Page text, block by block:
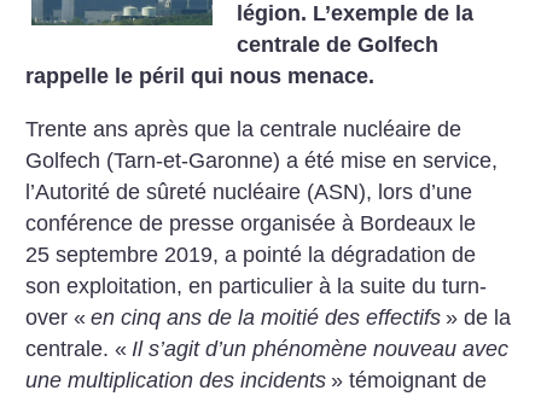
légion. L’exemple de la
centrale de Golfech
rappelle le péril qui nous menace.
Trente ans après que la centrale nucléaire de
Golfech (Tarn-et-Garonne) a été mise en service,
l’Autorité de sûreté nucléaire (ASN), lors d’une
conférence de presse organisée à Bordeaux le
25 septembre 2019, a pointé la dégradation de
son exploitation, en particulier à la suite du turn-
over « en cinq ans de la moitié des effectifs » de la
centrale. « Il s’agit d’un phénomène nouveau avec
une multiplication des incidents » témoignant de